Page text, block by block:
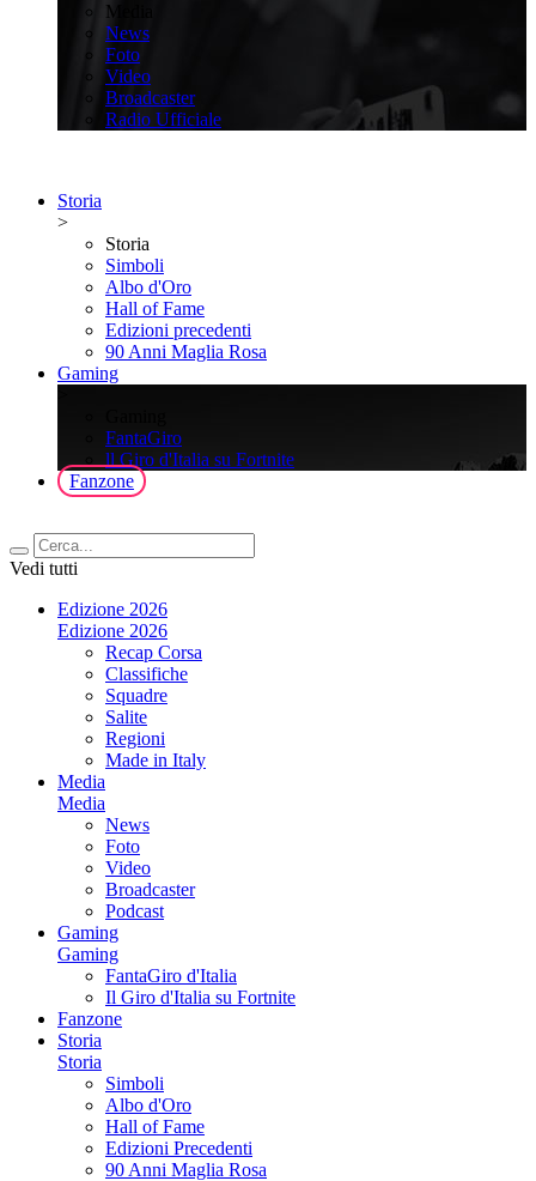
Media
News
Foto
Video
Broadcaster
Radio Ufficiale
Storia
>
Storia
Simboli
Albo d'Oro
Hall of Fame
Edizioni precedenti
90 Anni Maglia Rosa
Gaming
FantaGiro
ll Giro d'Italia su Fortnite
Fanzone
Vedi tutti
Edizione 2026
Edizione 2026
Recap Corsa
Classifiche
Squadre
Salite
Regioni
Made in Italy
Media
Media
News
Foto
Video
Broadcaster
Podcast
Gaming
Gaming
FantaGiro d'Italia
Il Giro d'Italia su Fortnite
Fanzone
Storia
Storia
Simboli
Albo d'Oro
Hall of Fame
Edizioni Precedenti
90 Anni Maglia Rosa